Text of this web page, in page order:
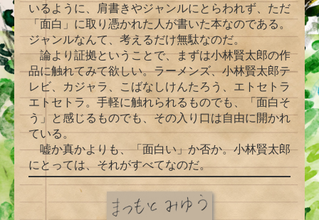
いるように、肩書きやジャンルにとらわれず、ただ
「面白」に取り憑かれた人が書いた本なのである。
ジャンルなんて、考えるだけ無駄なのだ。
論より証拠ということで、まずは小林賢太郎の作
品に触れてみて欲しい。ラーメンズ、小林賢太郎テ
レビ、カジャラ、こばなしけんたろう、エトセトラ
エトセトラ。手軽に触れられるものでも、「面白そ
う」と感じるものでも、その入り口は自由に開かれ
ている。
嘘か真かよりも、「面白い」か否か。小林賢太郎
にとっては、それがすべてなのだ。